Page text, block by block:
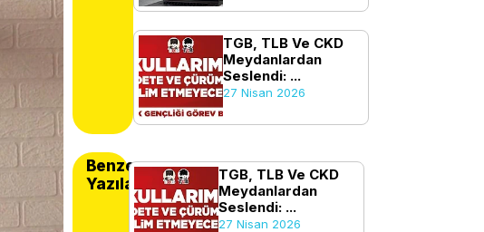
TGB, TLB Ve CKD
Meydanlardan
Seslendi: ...
27 Nisan 2026
Benzer
Yazılar
TGB, TLB Ve CKD
Meydanlardan
Seslendi: ...
27 Nisan 2026